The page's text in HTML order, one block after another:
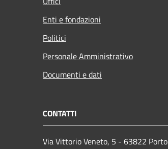
Enti e fondazioni
Politici
Personale Amministrativo
Documenti e dati
CONTATTI
Via Vittorio Veneto, 5 - 63822 Porto